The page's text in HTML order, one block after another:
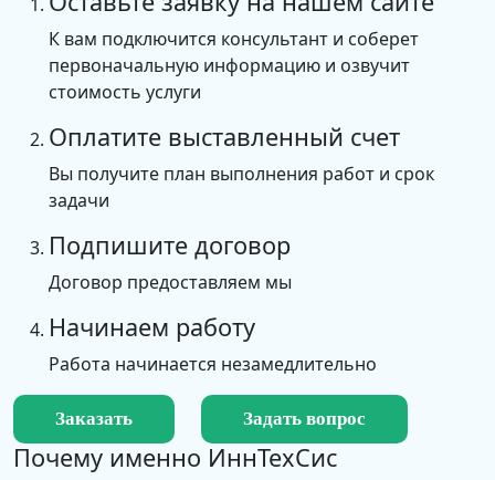
К вам подключится консультант и соберет
первоначальную информацию и озвучит
стоимость услуги
Оплатите выставленный счет
Вы получите план выполнения работ и срок
задачи
Подпишите договор
Договор предоставляем мы
Начинаем работу
Работа начинается незамедлительно
Заказать Задать вопрос
Почему именно ИннТехСис